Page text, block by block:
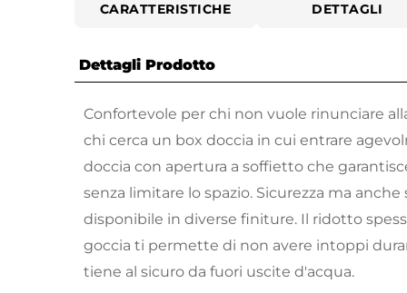
CARATTERISTICHE DETTAGLI
Dettagli Prodotto
Confortevole per chi non vuole rinunciare
chi cerca un box doccia in cui entrare
doccia con apertura a soffietto che
senza limitare lo spazio. Sicurezza ma
disponibile in diverse finiture. Il ridotto
goccia ti permette di non avere intoppi
tiene al sicuro da fuori uscite d'acqua.